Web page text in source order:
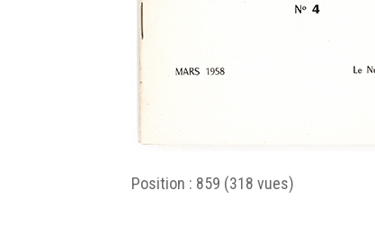
Position : 859 (318 vues)